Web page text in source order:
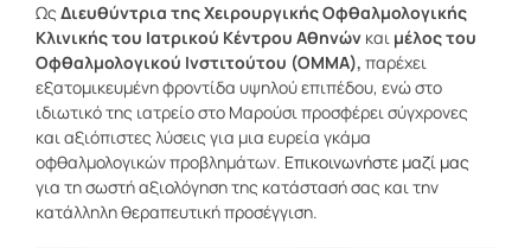
Ως Διευθύντρια της Χειρουργικής Οφθαλμολογικής
Κλινικής του Ιατρικού Κέντρου Αθηνών και μέλος του
Οφθαλμολογικού Ινστιτούτου (ΟΜΜΑ), παρέχει
εξατομικευμένη φροντίδα υψηλού επιπέδου, ενώ στο
ιδιωτικό της ιατρείο στο Μαρούσι προσφέρει σύγχρονες
και αξιόπιστες λύσεις για μια ευρεία γκάμα
οφθαλμολογικών προβλημάτων. Επικοινωνήστε μαζί μας
για τη σωστή αξιολόγηση της κατάστασή σας και την
κατάλληλη θεραπευτική προσέγγιση.